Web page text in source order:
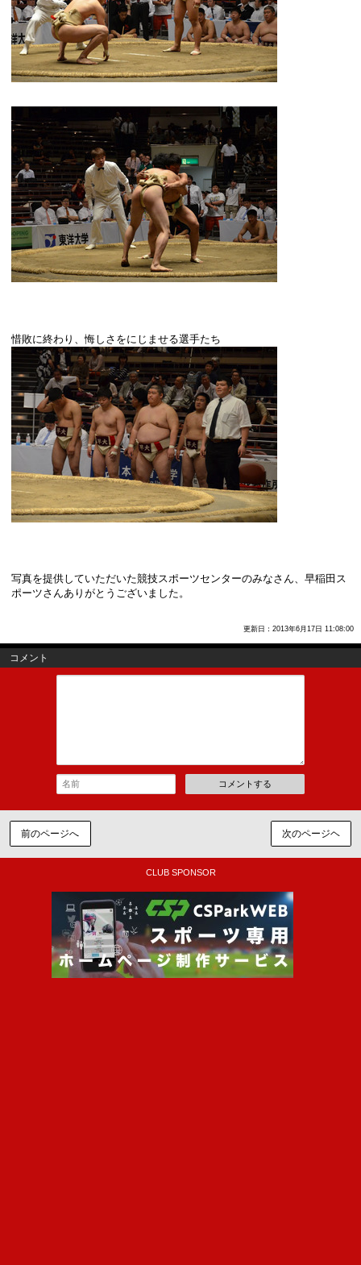
惜敗に終わり、悔しさをにじませる選手たち
写真を提供していただいた競技スポーツセンターのみなさん、早稲田ス
ポーツさんありがとうございました。
更新日：2013年6月17日 11:08:00
コメント
コメントする
前のページへ 次のページヘ
CLUB SPONSOR